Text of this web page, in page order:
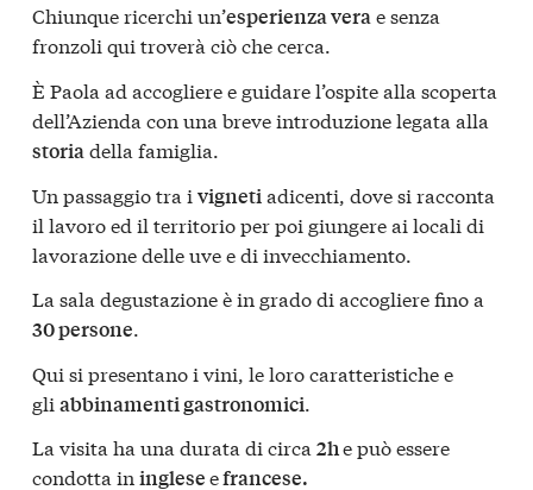
Chiunque ricerchi un’esperienza verae senza
fronzoli qui troverà ciò che cerca.
È Paola ad accogliere e guidare l’ospite alla scoperta
dell’Azienda con una breve introduzione legata alla
storiadella famiglia.
Un passaggio tra i vigneti adicenti, dove si racconta
il lavoro ed il territorio per poi giungere ai locali di
lavorazione delle uve e di invecchiamento.
La sala degustazione è in grado di accogliere fino a
30 persone.
Qui si presentano i vini, le loro caratteristiche e
gli abbinamenti gastronomici.
La visita ha una durata di circa 2he può essere
condotta in ingleseefrancese.